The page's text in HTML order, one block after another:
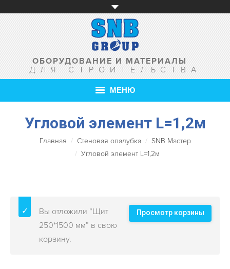
ОБОРУДОВАНИЕ И МАТЕРИАЛЫ
ДЛЯ СТРОИТЕЛЬСТВА
МЕНЮ
ГЛАВНАЯ
О КОМПАНИИ
АКЦИИ
Угловой элемент L=1,2м
Главная Стеновая опалубка
SNB Мастер
Угловой элемент L=1,2м
Просмотр корзины
Вы отложили “Щит
250*1500 мм” в свою
корзину.